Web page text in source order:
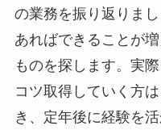
の業務を振り返りま
あればできることが
ものを探します。実
コツ取得していく方
き、定年後に経験を